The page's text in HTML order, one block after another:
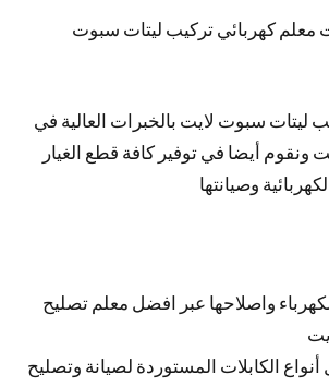
كهربائي تركيب ليتات سبوت
ليتات سبوت لايت بالخبرات العالية في
ونقوم أيضا في توفير كافة قطع الغيار
وصيانتها
واصلاحها عبر افضل معلم تصليح
أنواع الكابلات المستوردة لصيانة وتصليح